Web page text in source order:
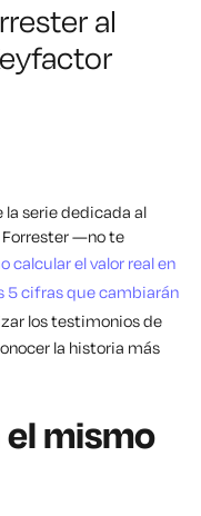
al
la serie dedicada al
—no te
calcular el valor real en
5 cifras que cambiarán
los testimonios de
la historia más
el mismo